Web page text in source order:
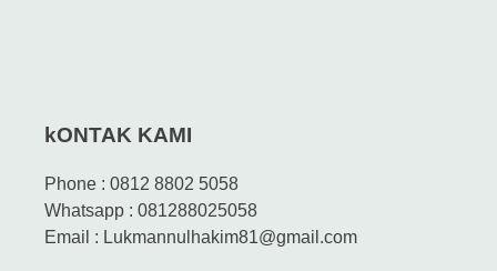
kONTAK KAMI
Phone : 0812 8802 5058
Whatsapp : 081288025058
Email : Lukmannulhakim81@gmail.com